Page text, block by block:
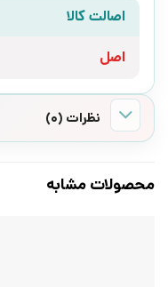
اصالت کالا
اصل
نظرات (0)
محصولات مشابه